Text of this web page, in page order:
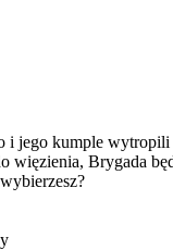
jego kumple
Brygada